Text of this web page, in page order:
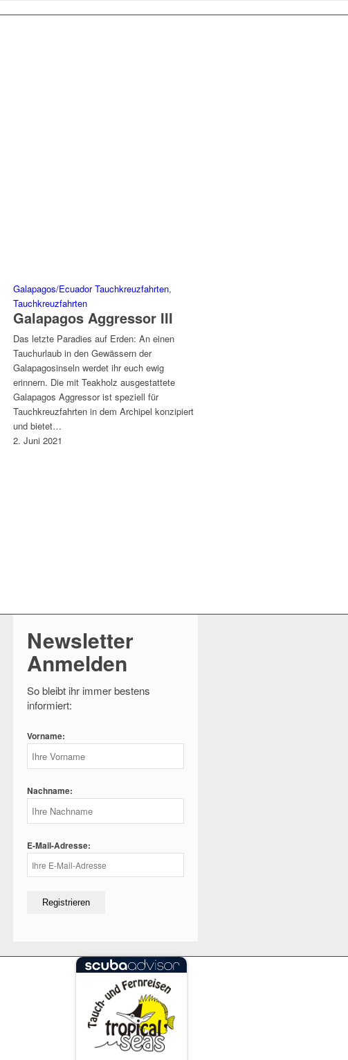
Galapagos/Ecuador Tauchkreuzfahrten,
Tauchkreuzfahrten
Galapagos Aggressor III
Das letzte Paradies auf Erden: An einen
Tauchurlaub in den Gewässern der
Galapagosinseln werdet ihr euch ewig
erinnern. Die mit Teakholz ausgestattete
Galapagos Aggressor ist speziell für
Tauchkreuzfahrten in dem Archipel konzipiert
und bietet…
2. Juni 2021
Newsletter
Anmelden
So bleibt ihr immer bestens
informiert:
Vorname:
Nachname:
E-Mail-Adresse: